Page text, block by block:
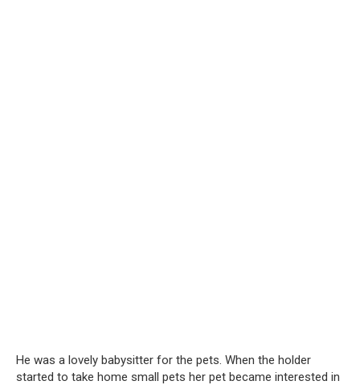
He was a lovely babysitter for the pets. When the holder
started to take home small pets her pet became interested in